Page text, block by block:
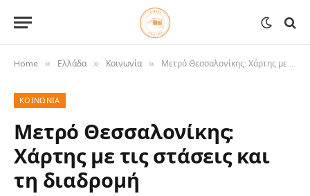
Home » Ελλάδα » Κοινωνία » Μετρό Θεσσαλονίκης: Χάρτης με τις στάσεις και τη διαδρομή
ΚΟΙΝΩΝΊΑ
Μετρό Θεσσαλονίκης:
Χάρτης με τις στάσεις και
τη διαδρομή